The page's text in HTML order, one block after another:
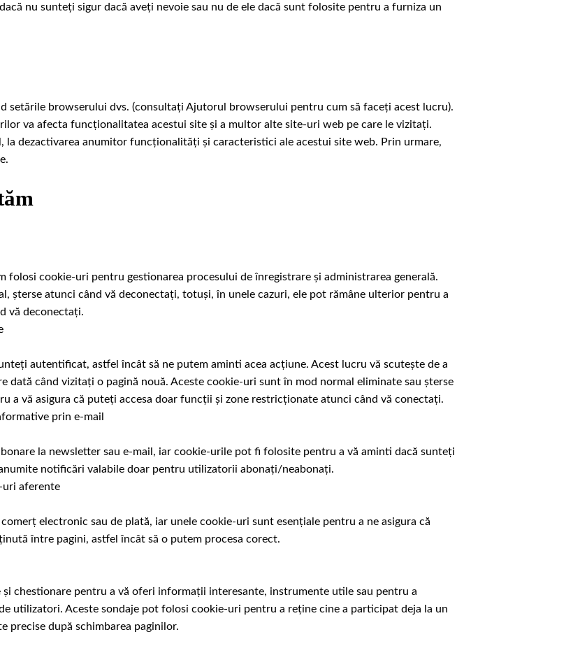
nu sunteți sigur dacă aveți nevoie sau nu de ele dacă sunt folosite pentru a furniza un
setările browserului dvs. (consultați Ajutorul browserului pentru cum să faceți acest lucru).
va afecta funcționalitatea acestui site și a multor alte site-uri web pe care le vizitați.
la dezactivarea anumitor funcționalități și caracteristici ale acestui site web. Prin urmare,
folosi cookie-uri pentru gestionarea procesului de înregistrare și administrarea generală.
șterse atunci când vă deconectați, totuși, în unele cazuri, ele pot rămâne ulterior pentru a
vă deconectați.
autentificat, astfel încât să ne putem aminti acea acțiune. Acest lucru vă scutește de a
dată când vizitați o pagină nouă. Aceste cookie-uri sunt în mod normal eliminate sau șterse
a vă asigura că puteți accesa doar funcții și zone restricționate atunci când vă conectați.
prin e-mail
la newsletter sau e-mail, iar cookie-urile pot fi folosite pentru a vă aminti dacă sunteți
notificări valabile doar pentru utilizatorii abonați/neabonați.
uri aferente
electronic sau de plată, iar unele cookie-uri sunt esențiale pentru a ne asigura că
între pagini, astfel încât să o putem procesa corect.
și chestionare pentru a vă oferi informații interesante, instrumente utile sau pentru a
utilizatori. Aceste sondaje pot folosi cookie-uri pentru a reține cine a participat deja la un
precise după schimbarea paginilor.